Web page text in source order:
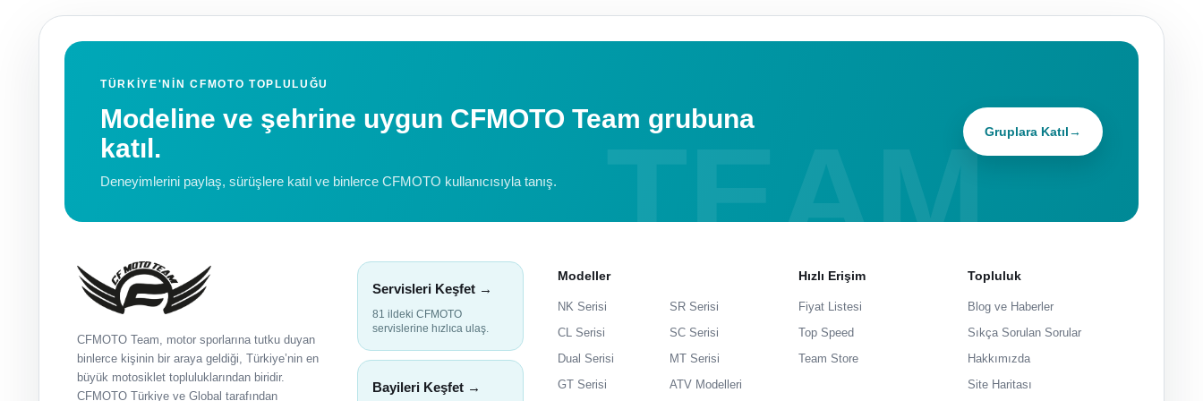
TÜRKIYE'NIN CFMOTO TOPLULUĞU
Modeline ve şehrine uygun CFMOTO Team grubuna
katıl.
Deneyimlerini paylaş, sürüşlere katıl ve binlerce CFMOTO kullanıcısıyla tanış.
Gruplara Katıl→
CFMOTO Team, motor sporlarına tutku duyan
binlerce kişinin bir araya geldiği, Türkiye’nin en
büyük motosiklet topluluklarından biridir.
CFMOTO Türkiye ve Global tarafından
Servisleri Keşfet →
81 ildeki CFMOTO
servislerine hızlıca ulaş.
Bayileri Keşfet →
Modeller
NK Serisi
SR Serisi
CL Serisi
SC Serisi
Dual Serisi
MT Serisi
GT Serisi
ATV Modelleri
Hızlı Erişim
Fiyat Listesi
Top Speed
Team Store
Topluluk
Blog ve Haberler
Sıkça Sorulan Sorular
Hakkımızda
Site Haritası